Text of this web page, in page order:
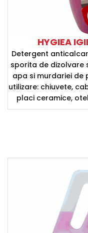
HYGIEA
Detergent
sporita de dizolvare
apa si murdariei de
utilizare: chiuvete,
placi ceramice,